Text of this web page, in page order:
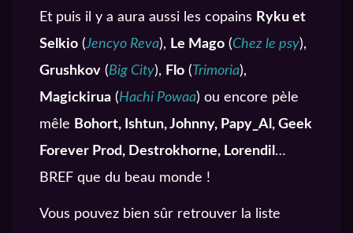
Et puis il y a aura aussi les copains Ryku et
Selkio (Jencyo Reva), Le Mago (Chez le psy),
Grushkov (Big City), Flo ( Trimoria),
Magickirua (Hachi Powaa) ou encore pèle
mêle Bohort, Ishtun, Johnny, Papy_Al, Geek
Forever Prod, Destrokhorne, Lorendil …
BREF que du beau monde !
Vous pouvez bien sûr retrouver la liste